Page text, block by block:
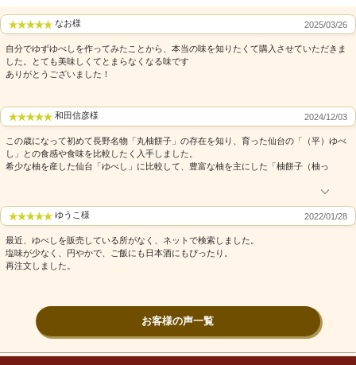
なお様 2025/03/26
自分でゆずゆべしを作ってみたことから、本当の味を知りたくて購入させていただきま
した。とても美味しくてとまらなくなる味です
ありがとうございました！
和田信彦様 2024/12/03
この歳になって初めて長野名物「丸柚餅子」の存在を知り、育った仙台の「（平）ゆべ
し」との食感や食味を比較したく入手しました。
希少な柚を産した仙台「ゆべし」に比較して、豊富な柚を主にした「柚餅子（柚っ
ゆうこ様 2022/01/28
最近、ゆべしを販売している所がなく、ネットで検索しました。
塩味が少なく、円やかで、ご飯にも日本酒にもぴったり。
再注文しました。
お客様の声一覧